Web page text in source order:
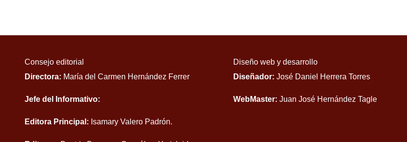
Consejo editorial
Directora: María del Carmen Hernández Ferrer
Jefe del Informativo:
Editora Principal: Isamary Valero Padrón.
Diseño web y desarrollo
Diseñador: José Daniel Herrera Torres
WebMaster: Juan José Hernández Tagle